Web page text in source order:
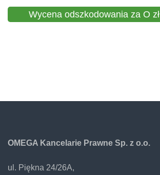
Wycena odszkodowania za O zł
OMEGA Kancelarie Prawne Sp. z o.o.
ul. Piękna 24/26A,